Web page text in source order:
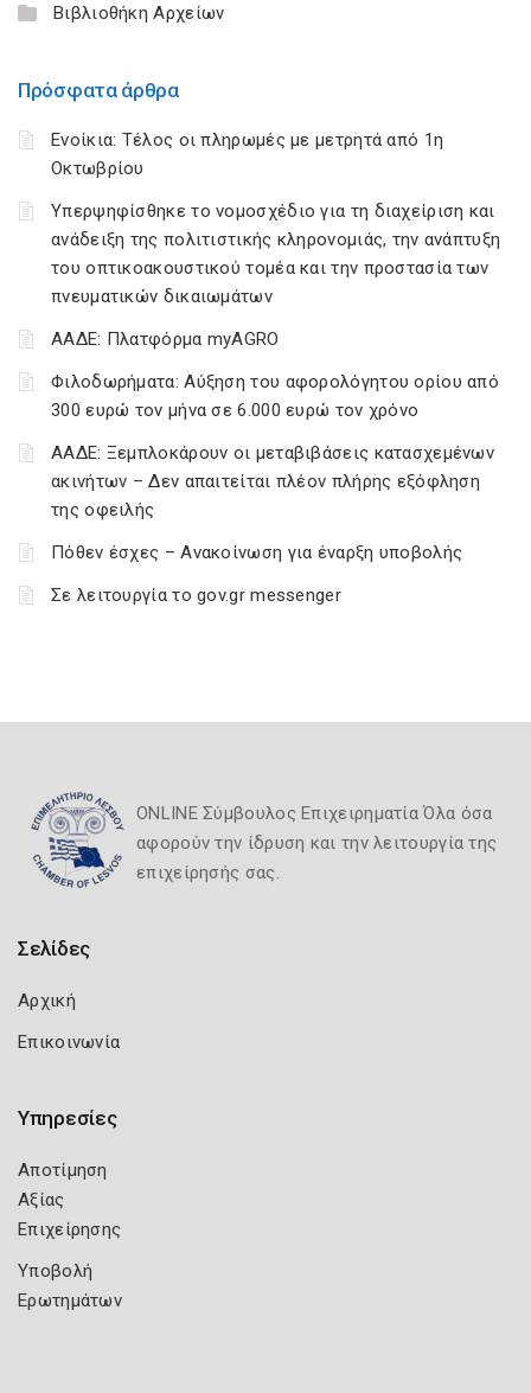
Βιβλιοθήκη Αρχείων
Πρόσφατα άρθρα
Ενοίκια: Τέλος οι πληρωμές με μετρητά από 1η
Οκτωβρίου
Υπερψηφίσθηκε το νομοσχέδιο για τη διαχείριση και
ανάδειξη της πολιτιστικής κληρονομιάς, την ανάπτυξη
του οπτικοακουστικού τομέα και την προστασία των
πνευματικών δικαιωμάτων
ΑΑΔΕ: Πλατφόρμα myAGRO
Φιλοδωρήματα: Αύξηση του αφορολόγητου ορίου από
300 ευρώ τον μήνα σε 6.000 ευρώ τον χρόνο
ΑΑΔΕ: Ξεμπλοκάρουν οι μεταβιβάσεις κατασχεμένων
ακινήτων – Δεν απαιτείται πλέον πλήρης εξόφληση
της οφειλής
Πόθεν έσχες – Ανακοίνωση για έναρξη υποβολής
Σε λειτουργία το gov.gr messenger
ONLINE Σύμβουλος Επιχειρηματία Όλα όσα
αφορούν την ίδρυση και την λειτουργία της
επιχείρησής σας.
Σελίδες
Αρχική
Επικοινωνία
Υπηρεσίες
Αποτίμηση
Αξίας
Επιχείρησης
Υποβολή
Ερωτημάτων